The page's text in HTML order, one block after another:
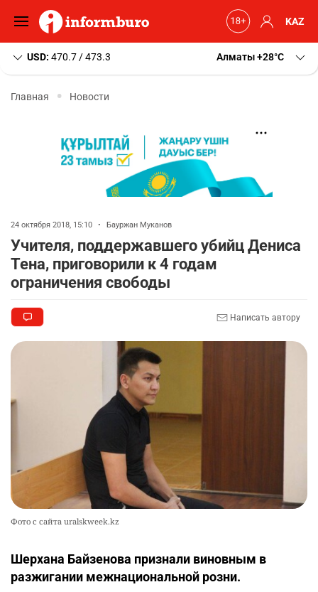
KAZ
USD: 470.7 / 473.3 Алматы+28 C
Главная Новости
24 октября 2018, 15:10 • Бауржан Муканов
Учителя, поддержавшего убийц Дениса
Тена, приговорили к 4 годам
ограничения свободы
Написать автору
Фото с сайта uralskweek.kz
Шерхана Байзенова признали виновным в
разжигании межнациональной розни.